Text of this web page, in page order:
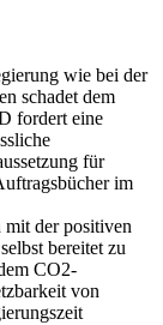
wie bei der
schadet dem
fordert eine
für
im
mit der positiven
bereitet zu
CO2-
von